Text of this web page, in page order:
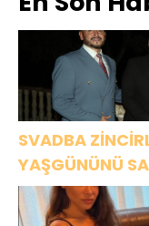
SVADBA
YAŞGÜNÜNÜ
ÜNLÜ